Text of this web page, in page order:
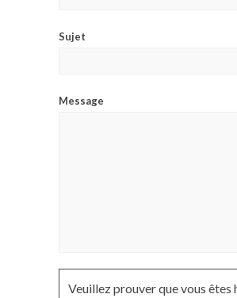
Sujet
Message
Veuillez prouver que vous êtes